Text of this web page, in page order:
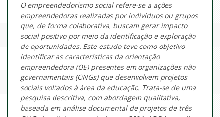
O empreendedorismo social refere-se a ações
empreendedoras realizadas por indivíduos ou grupos
que, de forma colaborativa, buscam gerar impacto
social positivo por meio da identificação e exploração
de oportunidades. Este estudo teve como objetivo
identificar as características da orientação
empreendedora (OE) presentes em organizações não
governamentais (ONGs) que desenvolvem projetos
sociais voltados à área da educação. Trata-se de uma
pesquisa descritiva, com abordagem qualitativa,
baseada em análise documental de projetos de três